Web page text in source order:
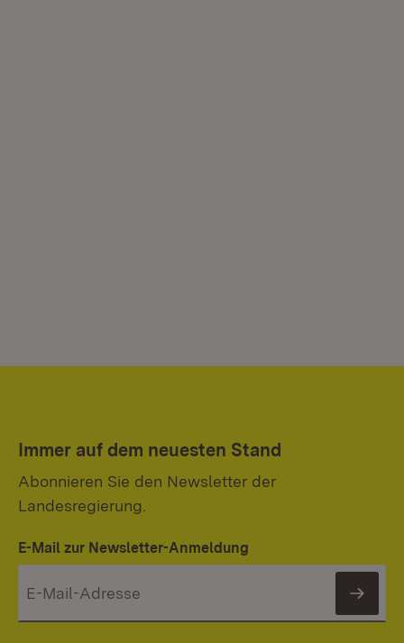
Immer auf dem neuesten Stand
Abonnieren Sie den Newsletter der
Landesregierung.
E-Mail zur Newsletter-Anmeldung